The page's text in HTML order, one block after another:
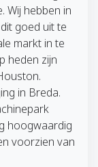
Wij hebben in
goed uit te
markt in te
heden zijn
in Breda.
hoogwaardig
voorzien van